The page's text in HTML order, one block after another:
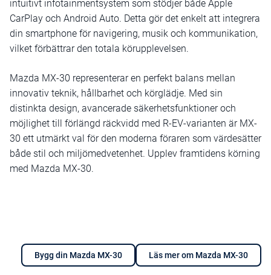
intuitivt infotainmentsystem som stödjer både Apple
CarPlay och Android Auto. Detta gör det enkelt att integrera
din smartphone för navigering, musik och kommunikation,
vilket förbättrar den totala körupplevelsen.
Mazda MX-30 representerar en perfekt balans mellan
innovativ teknik, hållbarhet och körglädje. Med sin
distinkta design, avancerade säkerhetsfunktioner och
möjlighet till förlängd räckvidd med R-EV-varianten är MX-
30 ett utmärkt val för den moderna föraren som värdesätter
både stil och miljömedvetenhet. Upplev framtidens körning
med Mazda MX-30.
Bygg din Mazda MX-30 Läs mer om Mazda MX-30